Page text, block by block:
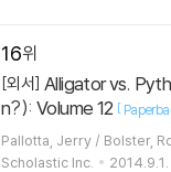
16
[외서]
n?): Volume 12 [
Pallotta, Jerry /
Scholastic Inc.
2014.9.1.